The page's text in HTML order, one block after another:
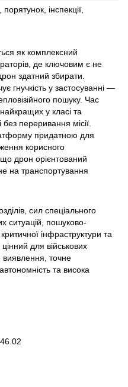
інспекції,
як комплексний
де ключовим є не
здатний збирати.
гнучкість у застосуванні —
пошуку. Час
у класі та
переривання місії.
придатною для
корисного
дрон орієнтований
на транспортування
сил спеціального
ситуацій, пошуково-
інфраструктури та
для військових
виявлення, точне
та висока